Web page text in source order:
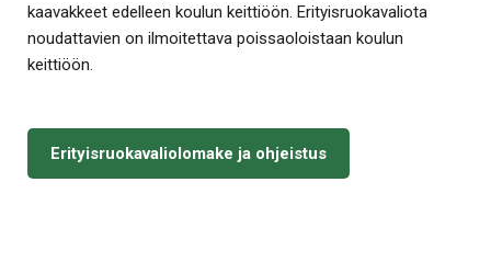
kaavakkeet edelleen koulun keittiöön. Erityisruokavaliota
noudattavien on ilmoitettava poissaoloistaan koulun
keittiöön.
Erityisruokavaliolomake ja ohjeistus